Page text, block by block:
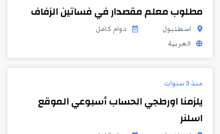
مطلوب معلم مقصدار في فساتين الزفاف
اسطنبول
دوام كامل
العربية
منذ 3 سنوات
يلزمنا اورطجي الحساب أسبوعي الموقع
اسلنر